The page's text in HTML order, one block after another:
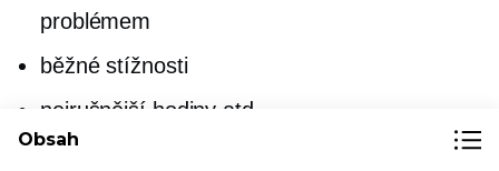
problémem
běžné stížnosti
nejrušnější hodiny atd.
Obsah